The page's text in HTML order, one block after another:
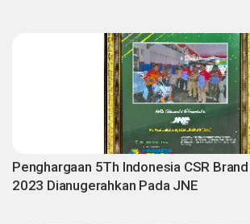
Penghargaan 5Th Indonesia CSR
2023 Dianugerahkan Pada JNE